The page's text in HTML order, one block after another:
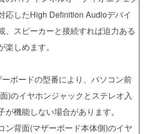
応したHigh Definition Audioデバイ
、スピーカーと接続すれば迫力ある
楽しめます。
ボードの型番により、パソコン前
)のイヤホンジャックとステレオ入
が機能しない場合があります。
ン背面(マザーボード本体側)のイヤ